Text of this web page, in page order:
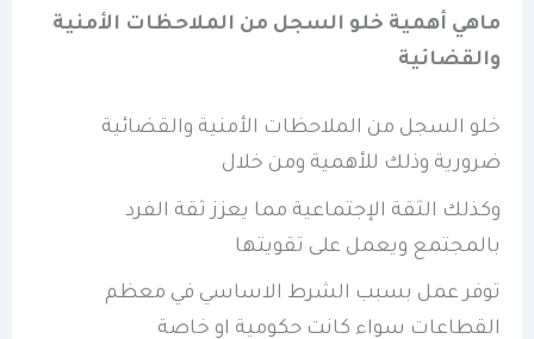
ماهي أهمية خلو السجل من الملاحظات الأمنية
والقضائية
خلو السجل من الملاحظات الأمنية والقضائية
ضرورية وذلك للأهمية ومن خلال
وكذلك الثقة الإجتماعية مما يعزز ثقة الفرد
بالمجتمع ويعمل على تقويتها
توفر عمل بسبب الشرط الاساسي في معظم
القطاعات سواء كانت حكومية او خاصة